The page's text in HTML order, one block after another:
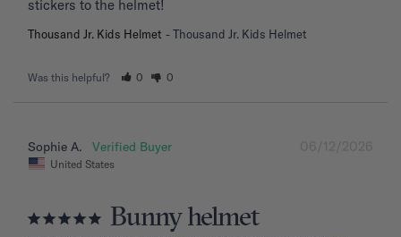
stickers to the helmet!
Thousand Jr. Kids Helmet Thousand Jr. Kids Helmet
Was this helpful? 0 0
06/12/2026
Sophie A.
United States
Bunny helmet